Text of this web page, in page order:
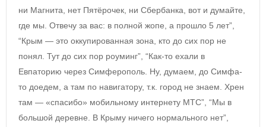
ни Магнита, нет Пятёрочек, ни Сбербанка, вот и думайте,
где мы. Отвечу за вас: в полной жопе, а прошло 5 лет”,
“Крым — это оккупированная зона, кто до сих пор не
понял. Тут до сих пор роуминг”, “Как-то ехали в
Евпаторию через Симферополь. Ну, думаем, до Симфа-
то доедем, а там по навигатору, т.к. город не знаем. Хрен
там — «спасибо» мобильному интернету МТС”, “Мы в
большой деревне. В Крыму ничего нормального нет”,